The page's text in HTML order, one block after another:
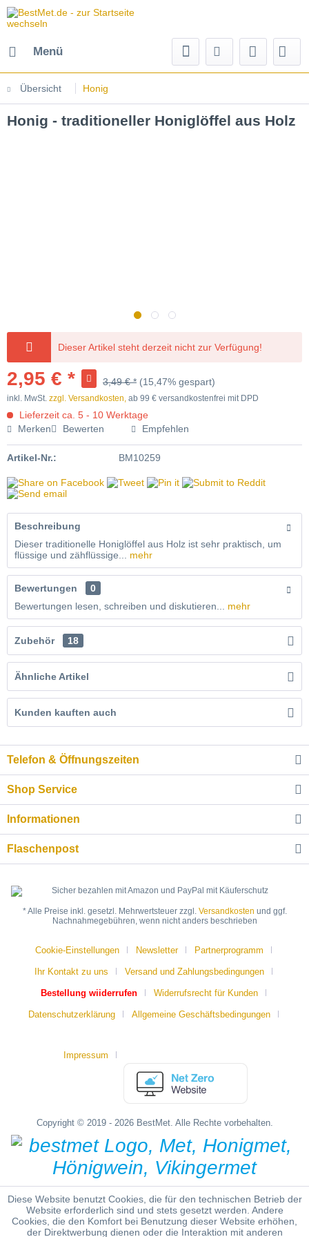
Menü
Übersicht Honig
Honig - traditioneller Honiglöffel aus Holz
längere Lieferzeit
Dieser Artikel steht derzeit nicht zur Verfügung!
2,95 € * 3,49 € * (15,47% gespart)
inkl. MwSt. zzgl. Versandkosten, ab 99 € versandkostenfrei mit DPD
Lieferzeit ca. 5 - 10 Werktage
Merken
Bewerten Empfehlen
Artikel-Nr.: BM10259
Beschreibung
Dieser traditionelle Honiglöffel aus Holz ist sehr praktisch, um
flüssige und zähflüssige...
mehr
Bewertungen
0
Bewertungen lesen, schreiben und diskutieren...
mehr
Zubehör 18
Ähnliche Artikel
Kunden kauften auch
Telefon & Öffnungszeiten
Shop Service
Informationen
Flaschenpost
* Alle Preise inkl. gesetzl. Mehrwertsteuer zzgl. Versandkosten und ggf.
Nachnahmegebühren, wenn nicht anders beschrieben
Cookie-Einstellungen Newsletter Partnerprogramm
Ihr Kontakt zu uns Versand und Zahlungsbedingungen
Bestellung wiiderrufen Widerrufsrecht für Kunden
Datenschutzerklärung Allgemeine Geschäftsbedingungen
Impressum
Copyright © 2019 - 2026 BestMet. Alle Rechte vorbehalten.
Diese Website benutzt Cookies, die für den technischen Betrieb der
Website erforderlich sind und stets gesetzt werden. Andere
Cookies, die den Komfort bei Benutzung dieser Website erhöhen,
der Direktwerbung dienen oder die Interaktion mit anderen